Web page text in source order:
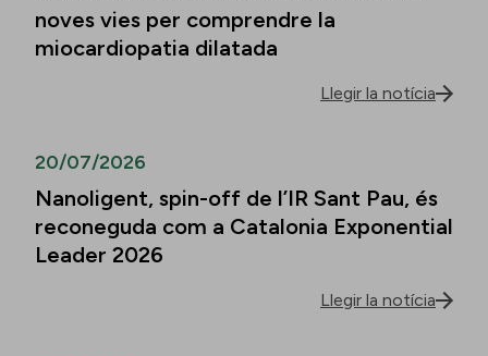
noves vies per comprendre la
miocardiopatia dilatada
Llegir la notícia
20/07/2026
Nanoligent, spin-off de l’IR Sant Pau, és
reconeguda com a Catalonia Exponential
Leader 2026
Llegir la notícia